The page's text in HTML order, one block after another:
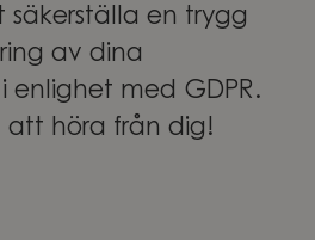
säkerställa en trygg
av dina
enlighet med GDPR.
att höra från dig!